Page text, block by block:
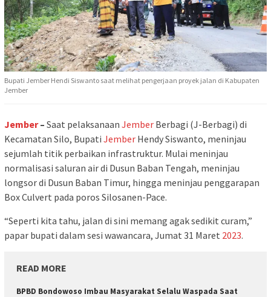
Bupati Jember Hendi Siswanto saat melihat pengerjaan proyek jalan di Kabupaten
Jember
Jember– Saat pelaksanaan Jember Berbagi (J-Berbagi) di
Kecamatan Silo, Bupati Jember Hendy Siswanto, meninjau
sejumlah titik perbaikan infrastruktur. Mulai meninjau
normalisasi saluran air di Dusun Baban Tengah, meninjau
longsor di Dusun Baban Timur, hingga meninjau penggarapan
Box Culvert pada poros Silosanen-Pace.
“Seperti kita tahu, jalan di sini memang agak sedikit curam,”
papar bupati dalam sesi wawancara, Jumat 31 Maret 2023.
READ MORE
BPBD Bondowoso Imbau Masyarakat Selalu Waspada Saat